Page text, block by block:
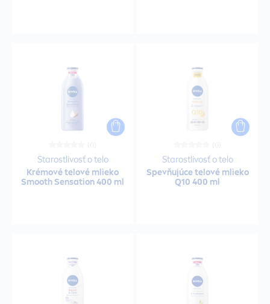
Čistiace výrobky
Čistiaci gél
Cushion
Dezodoranty v spreji
Starostlivosť o telo
Krémové telové mlieko
SmoothSensation400 ml
Starostlivosť o telo
Spevňujúce telové mlieko
Q10 400 ml